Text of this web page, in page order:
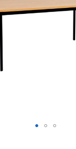
Multifunctionele tafel